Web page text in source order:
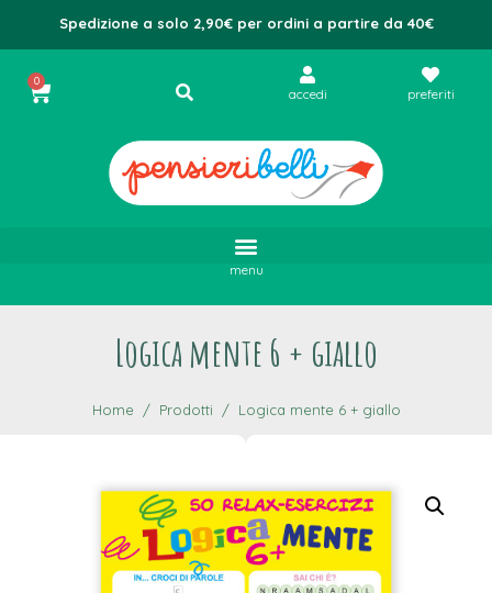
Spedizione a solo 2,90€ per ordini a partire da 40€
0
accedi preferiti
menu
Logica mente 6 + giallo
Home Prodotti Logica mente 6 + giallo